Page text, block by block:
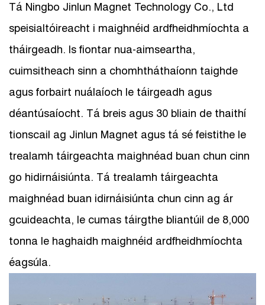
Tá Ningbo Jinlun Magnet Technology Co., Ltd
speisialtóireacht i maighnéid ardfheidhmíochta a
tháirgeadh. Is fiontar nua-aimseartha,
cuimsitheach sinn a chomhtháthaíonn taighde
agus forbairt nuálaíoch le táirgeadh agus
déantúsaíocht. Tá breis agus 30 bliain de thaithí
tionscail ag Jinlun Magnet agus tá sé feistithe le
trealamh táirgeachta maighnéad buan chun cinn
go hidirnáisiúnta. Tá trealamh táirgeachta
maighnéad buan idirnáisiúnta chun cinn ag ár
gcuideachta, le cumas táirgthe bliantúil de 8,000
tonna le haghaidh maighnéid ardfheidhmíochta
éagsúla.